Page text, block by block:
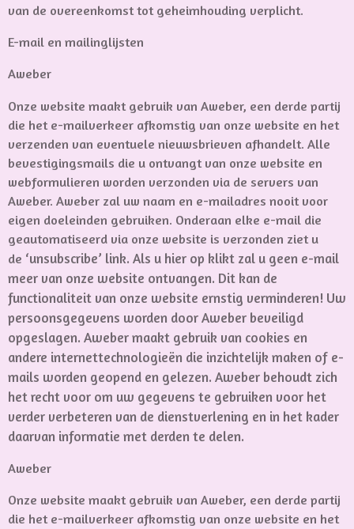
van de overeenkomst tot geheimhouding verplicht.
E-mail en mailinglijsten
Aweber
Onze website maakt gebruik van Aweber, een derde partij
die het e-mailverkeer afkomstig van onze website en het
verzenden van eventuele nieuwsbrieven afhandelt. Alle
bevestigingsmails die u ontvangt van onze website en
webformulieren worden verzonden via de servers van
Aweber. Aweber zal uw naam en e-mailadres nooit voor
eigen doeleinden gebruiken. Onderaan elke e-mail die
geautomatiseerd via onze website is verzonden ziet u
de ‘unsubscribe’ link. Als u hier op klikt zal u geen e-mail
meer van onze website ontvangen. Dit kan de
functionaliteit van onze website ernstig verminderen! Uw
persoonsgegevens worden door Aweber beveiligd
opgeslagen. Aweber maakt gebruik van cookies en
andere internettechnologieën die inzichtelijk maken of e-
mails worden geopend en gelezen. Aweber behoudt zich
het recht voor om uw gegevens te gebruiken voor het
verder verbeteren van de dienstverlening en in het kader
daarvan informatie met derden te delen.
Aweber
Onze website maakt gebruik van Aweber, een derde partij
die het e-mailverkeer afkomstig van onze website en het